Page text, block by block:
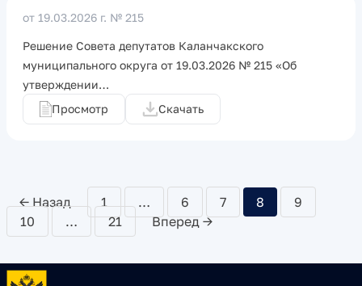
от 19.03.2026 г. № 215
Решение Совета депутатов Каланчакского
муниципального округа от 19.03.2026 № 215 «Об
утверждении…
Просмотр
Скачать
← Назад 1 … 6 7 8
9
10
… 21 Вперед →